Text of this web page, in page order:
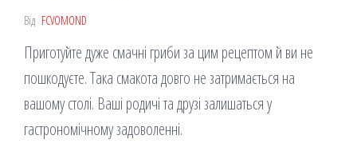
Від FCVOMOND
Приготуйте дуже смачні гриби за цим рецептом й ви не
пошкодуєте. Така смакота довго не затримається на
вашому столі. Ваші родичі та друзі залишаться у
гастрономічному задоволенні.